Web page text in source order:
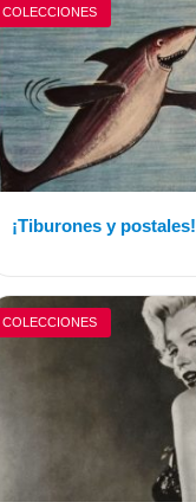
COLECCIONES
¡Tiburones y postales!
COLECCIONES